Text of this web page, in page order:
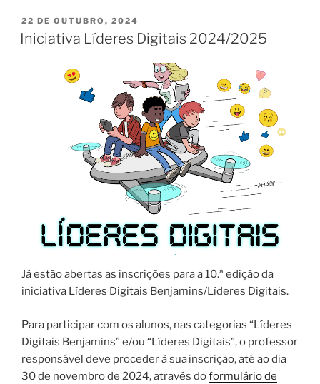
PUBLICADO
EM
22 DE OUTUBRO, 2024
Iniciativa Líderes Digitais 2024/2025
Já estão abertas as inscrições para a 10.ª edição da
iniciativa Líderes Digitais Benjamins/Líderes Digitais.
Para participar com os alunos, nas categorias “Líderes
Digitais Benjamins” e/ou “Líderes Digitais”, o professor
responsável deve proceder à sua inscrição, até ao dia
30 de novembro de 2024, através doformulário de